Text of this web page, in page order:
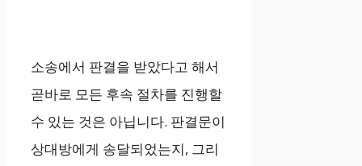
소송에서 판결을 받았다고 해서
곧바로 모든 후속 절차를 진행할
수 있는 것은 아닙니다. 판결문이
상대방에게 송달되었는지, 그리